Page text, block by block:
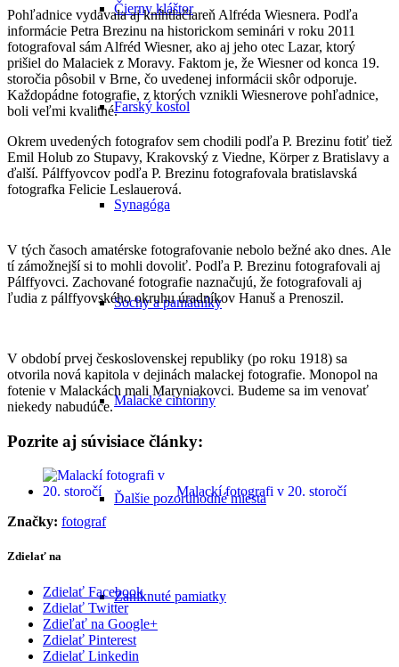
Čierny kláštor
Farský kostol
Synagóga
Sochy a pamätníky
Malacké cintoríny
Ďalšie pozoruhodné miesta
Zaniknuté pamiatky
Pohľadnice vydávala aj kníhtlačiareň Alfréda Wiesnera. Podľa
informácie Petra Brezinu na historickom seminári v roku 2011
fotografoval sám Alfréd Wiesner, ako aj jeho otec Lazar, ktorý
prišiel do Malaciek z Moravy. Faktom je, že Wiesner od konca 19.
storočia pôsobil v Brne, čo uvedenej informácii skôr odporuje.
Každopádne fotografie, z ktorých vznikli Wiesnerove pohľadnice,
boli veľmi kvalitné.
Okrem uvedených fotografov sem chodili podľa P. Brezinu fotiť tiež
Emil Holub zo Stupavy, Krakovský z Viedne, Körper z Bratislavy a
ďalší. Pálffyovcov podľa P. Brezinu fotografovala bratislavská
fotografka Felicie Leslauerová.
V tých časoch amatérske fotografovanie nebolo bežné ako dnes. Ale
tí zámožnejší si to mohli dovoliť. Podľa P. Brezinu fotografovali aj
Pálffyovci. Zachované fotografie naznačujú, že fotografovali aj
ľudia z pálffyovského okruhu úradníkov Hanuš a Prenoszil.
V období prvej československej republiky (po roku 1918) sa
otvorila nová kapitola v dejinách malackej fotografie. Monopol na
fotenie v Malackách mali Maryniakovci. Budeme sa im venovať
niekedy nabudúce.
Pozrite aj súvisiace články:
Malackí fotografi v 20. storočí
Značky: fotograf
Zdielať na
Zdielať Facebook
Zdielať Twitter
Zdieľať na Google+
Zdielať Pinterest
Zdielať Linkedin